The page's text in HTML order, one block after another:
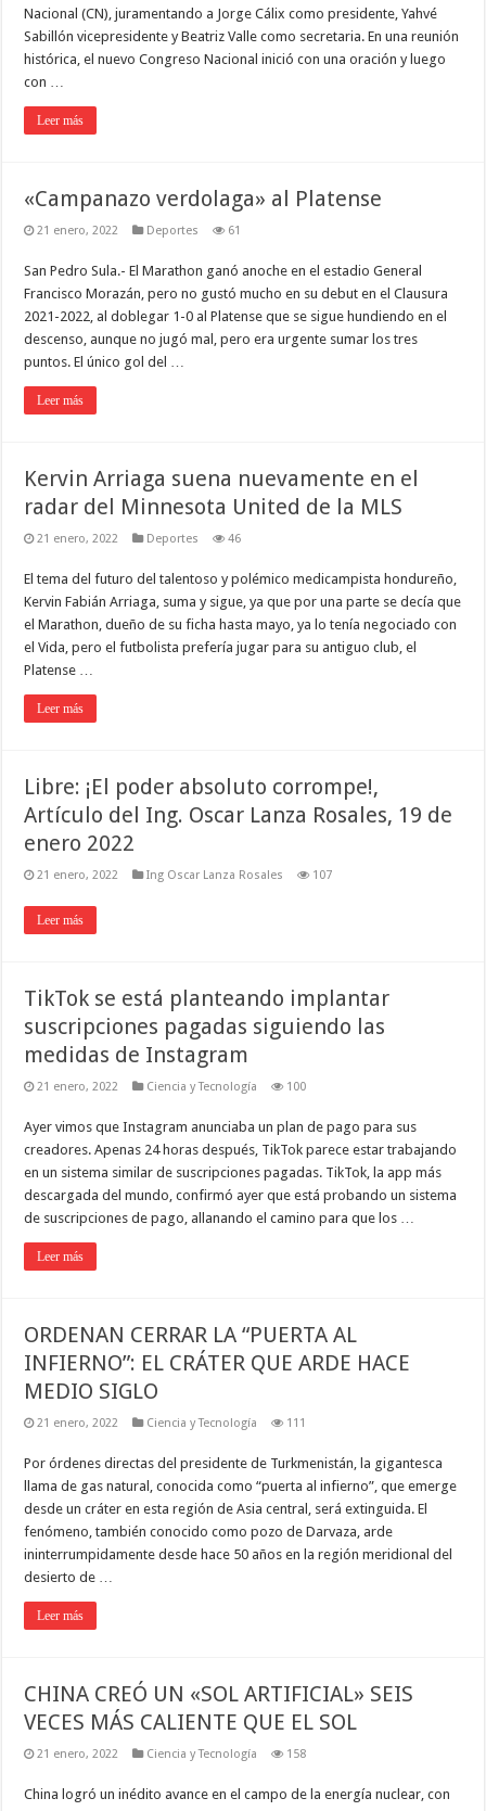
Nacional (CN), juramentando a Jorge Cálix como presidente, Yahvé
Sabillón vicepresidente y Beatriz Valle como secretaria. En una reunión
histórica, el nuevo Congreso Nacional inició con una oración y luego
con …
Leer más
«Campanazo verdolaga» al Platense
21 enero, 2022 Deportes 61
San Pedro Sula.- El Marathon ganó anoche en el estadio General
Francisco Morazán, pero no gustó mucho en su debut en el Clausura
2021-2022, al doblegar 1-0 al Platense que se sigue hundiendo en el
descenso, aunque no jugó mal, pero era urgente sumar los tres
puntos. El único gol del …
Leer más
Kervin Arriaga suena nuevamente en el
radar del Minnesota United de la MLS
21 enero, 2022 Deportes 46
El tema del futuro del talentoso y polémico medicampista hondureño,
Kervin Fabián Arriaga, suma y sigue, ya que por una parte se decía que
el Marathon, dueño de su ficha hasta mayo, ya lo tenía negociado con
el Vida, pero el futbolista prefería jugar para su antiguo club, el
Platense …
Leer más
Libre: ¡El poder absoluto corrompe!,
Artículo del Ing. Oscar Lanza Rosales, 19 de
enero 2022
21 enero, 2022 Ing Oscar Lanza Rosales 107
Leer más
TikTok se está planteando implantar
suscripciones pagadas siguiendo las
medidas de Instagram
21 enero, 2022 Ciencia y Tecnología 100
Ayer vimos que Instagram anunciaba un plan de pago para sus
creadores. Apenas 24 horas después, TikTok parece estar trabajando
en un sistema similar de suscripciones pagadas. TikTok, la app más
descargada del mundo, confirmó ayer que está probando un sistema
de suscripciones de pago, allanando el camino para que los …
Leer más
ORDENAN CERRAR LA “PUERTA AL
INFIERNO”: EL CRÁTER QUE ARDE HACE
MEDIO SIGLO
21 enero, 2022 Ciencia y Tecnología 111
Por órdenes directas del presidente de Turkmenistán, la gigantesca
llama de gas natural, conocida como “puerta al infierno”, que emerge
desde un cráter en esta región de Asia central, será extinguida. El
fenómeno, también conocido como pozo de Darvaza, arde
ininterrumpidamente desde hace 50 años en la región meridional del
desierto de …
Leer más
CHINA CREÓ UN «SOL ARTIFICIAL» SEIS
VECES MÁS CALIENTE QUE EL SOL
21 enero, 2022 Ciencia y Tecnología 158
China logró un inédito avance en el campo de la energía nuclear, con